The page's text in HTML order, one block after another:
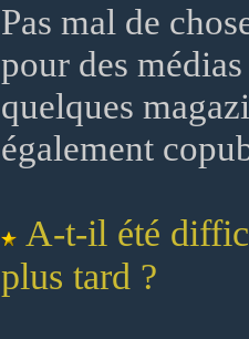
Pas mal de
pour des
quelques
également
A-t-il été
plus tard ?